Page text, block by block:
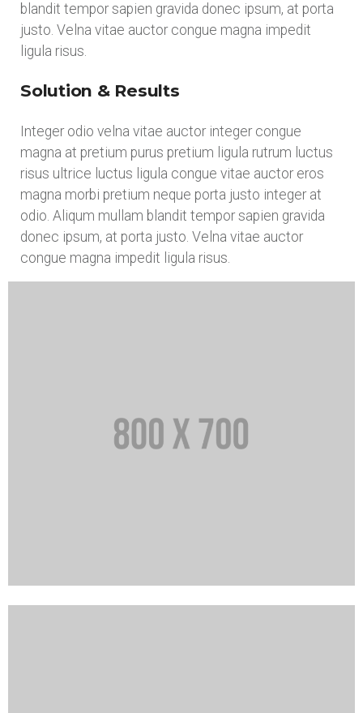
blandit tempor sapien gravida donec ipsum, at porta
justo. Velna vitae auctor congue magna impedit
ligula risus.
Solution & Results
Integer odio velna vitae auctor integer congue
magna at pretium purus pretium ligula rutrum luctus
risus ultrice luctus ligula congue vitae auctor eros
magna morbi pretium neque porta justo integer at
odio. Aliqum mullam blandit tempor sapien gravida
donec ipsum, at porta justo. Velna vitae auctor
congue magna impedit ligula risus.